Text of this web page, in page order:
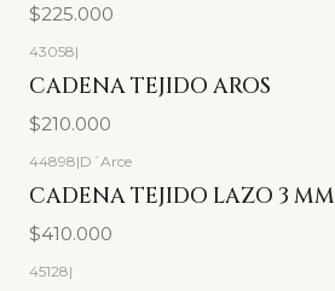
$225.000
43058|
CADENA TEJIDO AROS
$210.000
44898|D´Arce
CADENA TEJIDO LAZO 3 MM
$410.000
45128|